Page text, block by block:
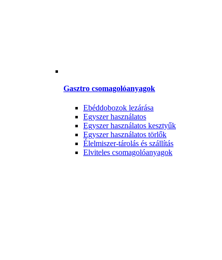
Gasztro csomagolóanyagok
Ebéddobozok lezárása
Egyszer használatos
Egyszer használatos kesztyűk
Egyszer használatos törlők
Élelmiszer-tárolás és szállítás
Elviteles csomagolóanyagok